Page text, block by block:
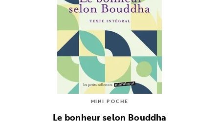
MINI POCHE
Le bonheur selon Bouddha